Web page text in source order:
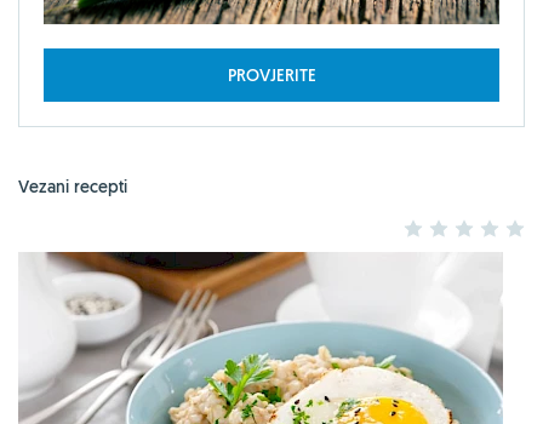
PROVJERITE
Vezani recepti
2 3 4